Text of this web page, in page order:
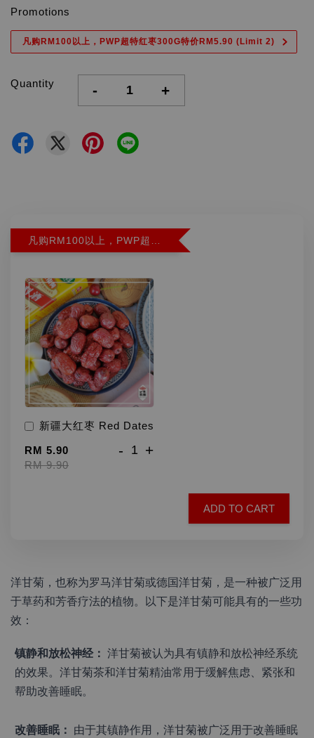
Promotions
凡购RM100以上，PWP超特红枣300G特价RM5.90 (Limit 2)
Quantity - +
新疆大红枣 Red Dates
RM 5.90
RM 9.90
- +
ADD TO CART
洋甘菊，也称为罗马洋甘菊或德国洋甘菊，是一种被广泛用
于草药和芳香疗法的植物。以下是洋甘菊可能具有的一些功
效：
镇静和放松神经： 洋甘菊被认为具有镇静和放松神经系统
的效果。洋甘菊茶和洋甘菊精油常用于缓解焦虑、紧张和
帮助改善睡眠。
改善睡眠： 由于其镇静作用，洋甘菊被广泛用于改善睡眠